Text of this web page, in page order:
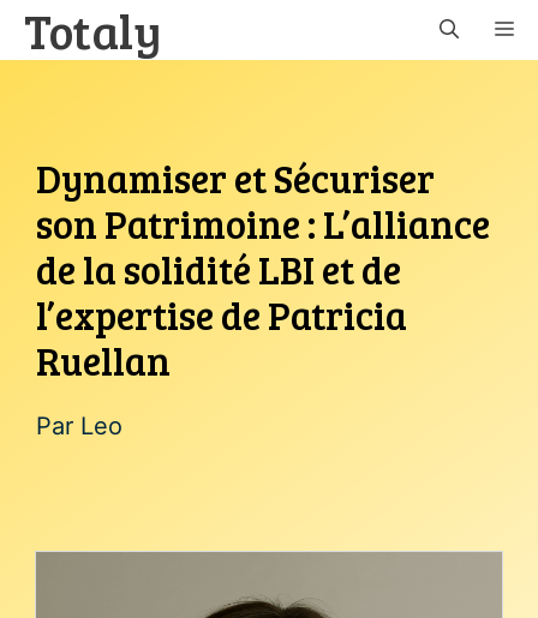
AllerTotaly
Dynamiser et Sécuriser
son Patrimoine : L’alliance
de la solidité LBI et de
l’expertise de Patricia
Ruellan
Par Leo